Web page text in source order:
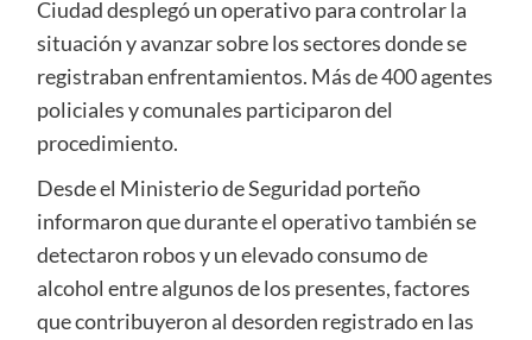
Ciudad desplegó un operativo para controlar la
situación y avanzar sobre los sectores donde se
registraban enfrentamientos. Más de 400 agentes
policiales y comunales participaron del
procedimiento.
Desde el Ministerio de Seguridad porteño
informaron que durante el operativo también se
detectaron robos y un elevado consumo de
alcohol entre algunos de los presentes, factores
que contribuyeron al desorden registrado en las